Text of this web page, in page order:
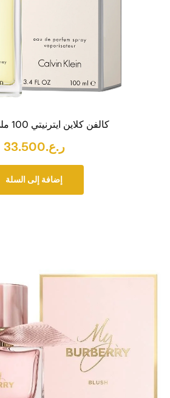
كالفن كلاين ايترنيتي 100 ملي – نسائي
ر.ع.33.500
إضافة إلى السلة